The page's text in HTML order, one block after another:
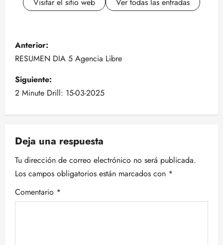
N
a
v
e
a
c
i
ó
Anterior:
RESUMEN DIA 5 Agencia Libre
Siguiente:
2 Minute Drill: 15-03-2025
Deja una respuesta
Tu dirección de correo electrónico no será publicada.
Los campos obligatorios están marcados con *
Comentario *